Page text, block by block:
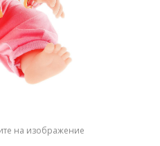
на изображение